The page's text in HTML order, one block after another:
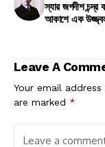
স্যার জগদীশ চন্দ্র
আকাশে এক
Leave A
Your email
are marked *